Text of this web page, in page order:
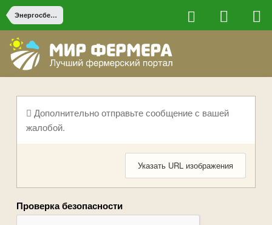
Энергосбережение и резервное электропитание
Дополнительно отправьте сообщение с вашей
жалобой.
Указать URL изображения
Проверка безопасности